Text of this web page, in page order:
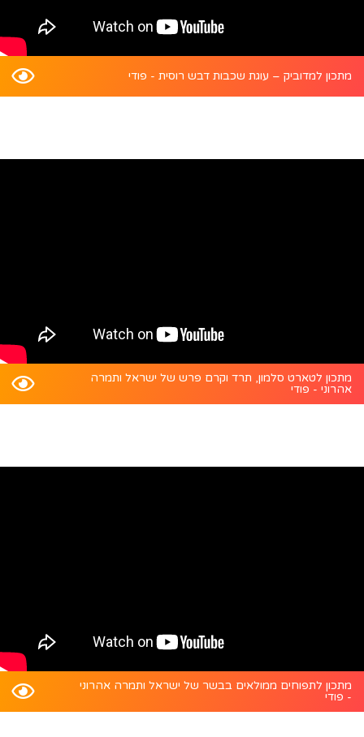
מתכון למדוביק – עוגת שכבות דבש רוסית - פודי
מתכון לטארט סלמון, תרד וקרם פרש של ישראל ותמרה
אהרוני - פודי
מתכון לתפוחים ממולאים בבשר של ישראל ותמרה אהרוני
- פודי